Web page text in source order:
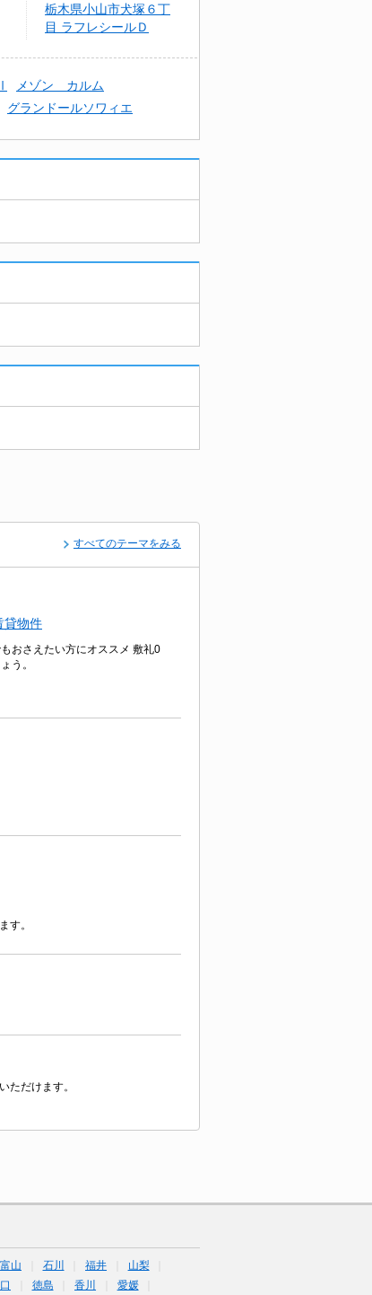
栃木県小山市犬塚６丁
目 ラフレシールＤ
メゾン カルム
グランドールソワィエ
すべてのテーマをみる
貸物件
おさえたい方にオススメ 敷礼0
う。
す。
ただけます。
富山 石川 福井
山梨
徳島 香川 愛媛